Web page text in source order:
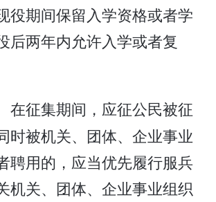
役期间保留入学资格或者学
后两年内允许入学或者复
在征集期间，应征公民被征
时被机关、团体、企业事业
聘用的，应当优先履行服兵
机关、团体、企业事业组织